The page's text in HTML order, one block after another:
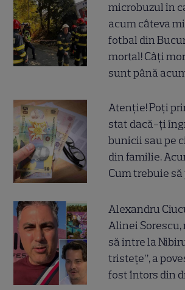
microbuzul în
acum câteva
fotbal din
mortal! Câți
sunt până
Atenție! Poți
stat dacă-ți
bunicii sau pe
din familie.
Cum trebuie
Alexandru
Alinei Sorescu,
să intre la
tristețe”, a
fost întors din